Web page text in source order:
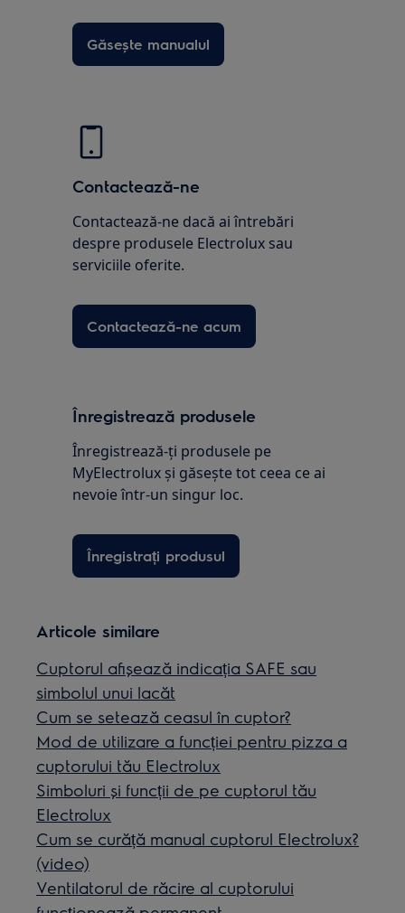
Găsește manualul
Contactează-ne
Contactează-ne dacă ai întrebări
despre produsele Electrolux sau
serviciile oferite.
Contactează-ne acum
Înregistrează produsele
Înregistrează-ți produsele pe
MyElectrolux și găsește tot ceea ce ai
nevoie într-un singur loc.
Înregistrați produsul
Articole similare
Cuptorul afișează indicația SAFE sau
simbolul unui lacăt
Cum se setează ceasul în cuptor?
Mod de utilizare a funcției pentru pizza a
cuptorului tău Electrolux
Simboluri și funcții de pe cuptorul tău
Electrolux
Cum se curăță manual cuptorul Electrolux?
(video)
Ventilatorul de răcire al cuptorului